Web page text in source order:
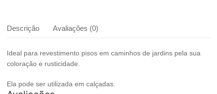
Descrição Avaliações (0)
Ideal para revestimento pisos em caminhos de jardins pela sua
coloração e rusticidade.
Ela pode ser utilizada em calçadas.